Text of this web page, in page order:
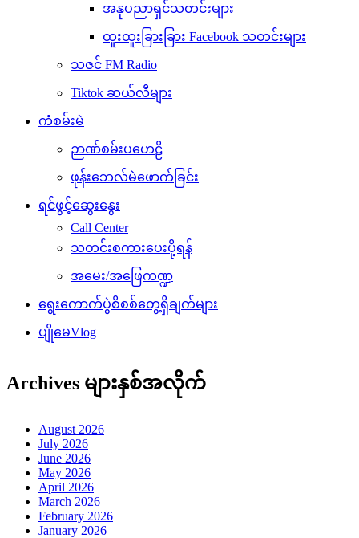
အနုပညာရှင်သတင်းများ
ထူးထူးခြားခြား Facebook သတင်းများ
သဇင် FM Radio
Tiktok ဆယ်လီများ
ကံစမ်းမဲ
ဉာဏ်စမ်းပဟေဠိ
ဖုန်းဘေလ်မဲဖောက်ခြင်း
ရင်ဖွင့်ဆွေးနွေး
Call Center
သတင်းစကားပေးပို့ရန်
အမေး/အဖြေကဏ္ဍ
ရွေးကောက်ပွဲစိစစ်တွေ့ရှိချက်များ
ပျိုမေVlog
Archives များနှစ်အလိုက်
August 2026
July 2026
June 2026
May 2026
April 2026
March 2026
February 2026
January 2026